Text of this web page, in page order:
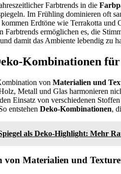
Farbtrends in die
Im Frühling dominieren oft
Erdtöne wie Terrakotta
Farbtrends ermöglichen es, die
damit das Ambiente lebendig zu
Kombinationen
von Materialien und
Metall und Glas harmonieren
Einsatz von verschiedenen
entstehen Deko-Kombinationen,
als Deko-Highlight: Mehr
von Materialien und